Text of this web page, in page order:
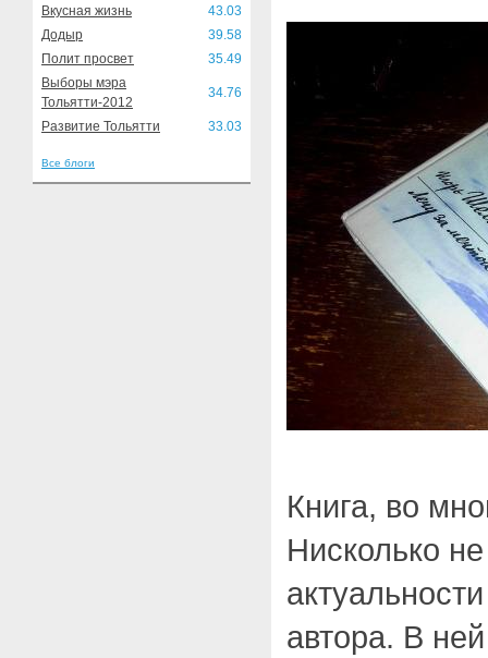
Вкусная жизнь
43.03
Додыр
39.58
Полит просвет
35.49
Выборы мэра
Тольятти-2012
34.76
Развитие Тольятти 33.03
Все блоги
Книга, во
Нисколько
автора. В